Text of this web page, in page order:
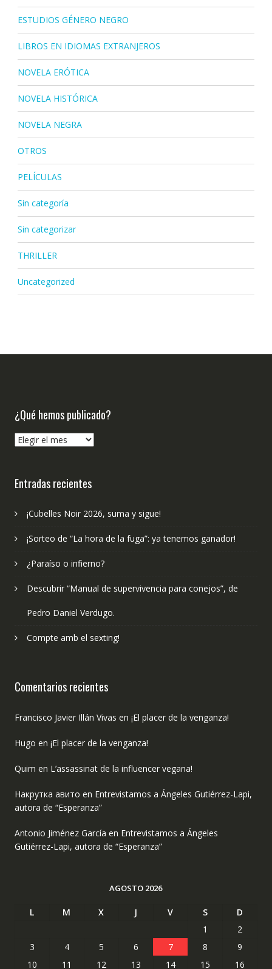
ESTUDIOS GÉNERO NEGRO
LIBROS EN IDIOMAS EXTRANJEROS
NOVELA ERÓTICA
NOVELA HISTÓRICA
NOVELA NEGRA
OTROS
PELÍCULAS
Sin categoría
Sin categorizar
THRILLER
Uncategorized
¿Qué hemos publicado?
¿Qué
Entradas recientes
¡Cubelles Noir 2026, suma y sigue!
¡Sorteo de “La hora de la fuga”: ya tenemos ganador!
¿Paraíso o infierno?
Descubrir “Manual de supervivencia para conejos”, de
Pedro Daniel Verdugo.
Compte amb el sexting!
Comentarios recientes
Francisco Javier Illán Vivas en ¡El placer de la venganza!
Hugo en ¡El placer de la venganza!
Quim en L’assassinat de la influencer vegana!
Накрутка авито en Entrevistamos a Ángeles Gutiérrez-Lapi,
autora de “Esperanza”
Antonio Jiménez García en Entrevistamos a Ángeles
Gutiérrez-Lapi, autora de “Esperanza”
AGOSTO 2026
L M X J V S
D
1
2
3
4 5 6 7 8
9
10
11 12 13 14 15 16